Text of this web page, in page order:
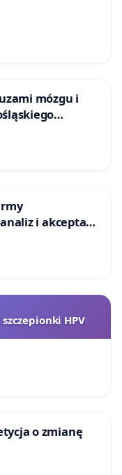
mózgu i
i akceptacji
HPV
o zmianę